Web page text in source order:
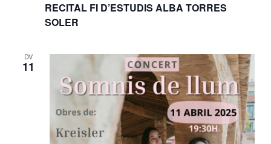
RECITAL FI D’ESTUDIS ALBA TORRES
SOLER
DV
11